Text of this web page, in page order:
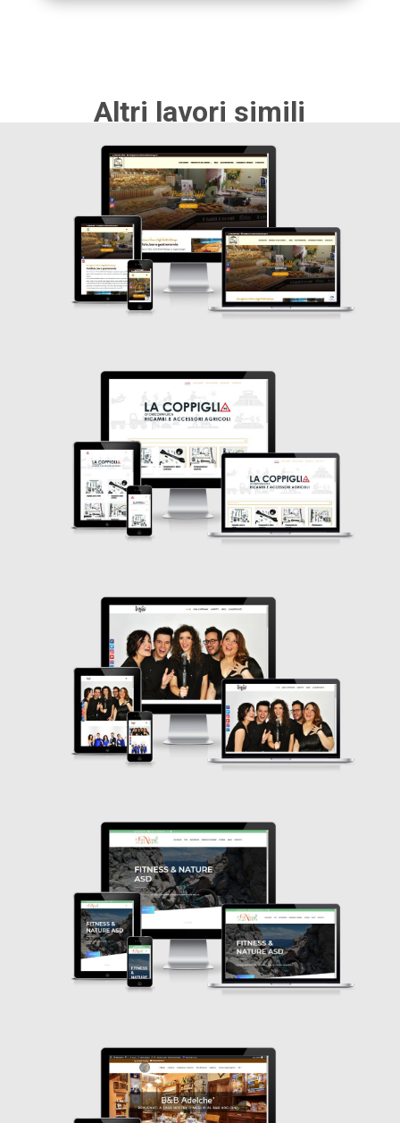
Altri lavori simili
La Coppiglia
Safe And Sound
Fitness&Nature
B&B Adelché